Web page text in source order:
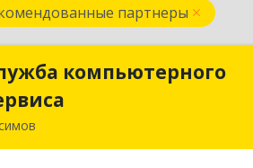
партнеры
компьютерного
Служба компьютерного